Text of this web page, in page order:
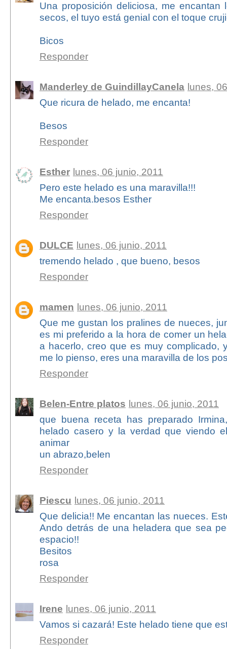
Una proposición deliciosa, me encantan
secos, el tuyo está genial con el toque
Bicos
Responder
Manderley de GuindillayCanela lunes,
Que ricura de helado, me encanta!
Besos
Responder
Esther lunes, 06 junio, 2011
Pero este helado es una maravilla!!!
Me encanta.besos Esther
Responder
DULCE lunes, 06 junio, 2011
tremendo helado , que bueno, besos
Responder
mamen lunes, 06 junio, 2011
Que me gustan los pralines de nueces,
es mi preferido a la hora de comer un
a hacerlo, creo que es muy complicado,
me lo pienso, eres una maravilla de los
Responder
Belen-Entre platos lunes, 06 junio, 2011
que buena receta has preparado
helado casero y la verdad que viendo
animar
un abrazo,belen
Responder
Piescu lunes, 06 junio, 2011
Que delicia!! Me encantan las nueces.
Ando detrás de una heladera que sea
espacio!!
Besitos
rosa
Responder
Irene lunes, 06 junio, 2011
Vamos si cazará! Este helado tiene que
Responder